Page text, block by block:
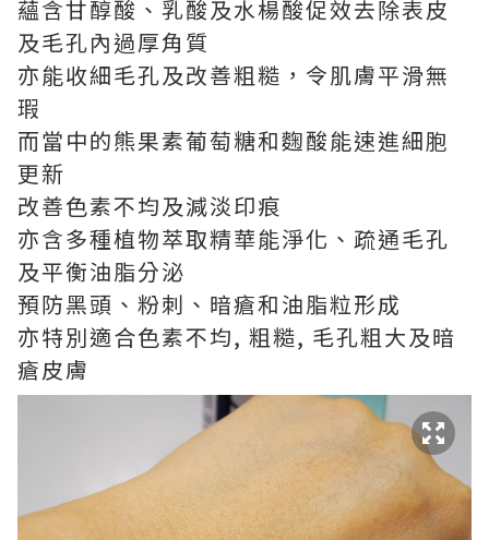
蘊含甘醇酸、乳酸及水楊酸促效去除表皮
及毛孔內過厚角質
亦能收細毛孔及改善粗糙，令肌膚平滑無
瑕
而當中的熊果素葡萄糖和麴酸能速進細胞
更新
改善色素不均及減淡印痕
亦含多種植物萃取精華能淨化、疏通毛孔
及平衡油脂分泌
預防黑頭、粉刺、暗瘡和油脂粒形成
亦特別適合色素不均, 粗糙, 毛孔粗大及暗
瘡皮膚